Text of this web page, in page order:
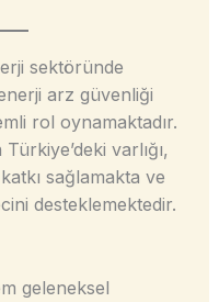
sektöründe
arz güvenliği
rol oynamaktadır.
varlığı,
sağlamakta ve
desteklemektedir.
geleneksel